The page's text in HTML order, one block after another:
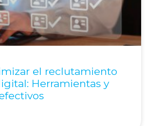
el reclutamiento
Herramientas y